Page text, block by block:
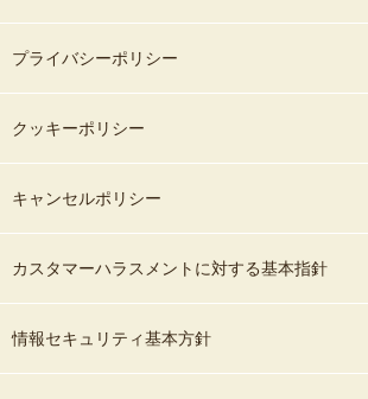
プライバシーポリシー
クッキーポリシー
キャンセルポリシー
カスタマーハラスメントに対する基本指針
情報セキュリティ基本方針